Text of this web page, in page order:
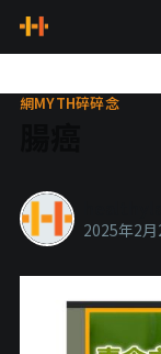
網MYTH碎碎念
2025年2月